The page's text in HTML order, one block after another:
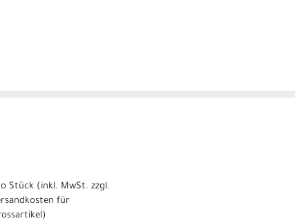
Stück (inkl. MwSt. zzgl.
für
)